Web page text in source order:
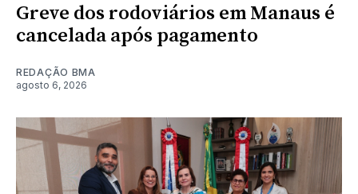
Greve dos rodoviários em Manaus é
cancelada após pagamento
REDAÇÃO BMA
agosto 6, 2026